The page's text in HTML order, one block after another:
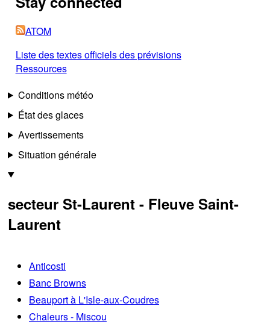
ATOM
Liste des textes officiels des prévisions
Ressources
Conditions météo
État des glaces
Avertissements
Situation générale
secteur St-Laurent - Fleuve Saint-
Laurent
Anticosti
Banc Browns
Beauport à L'Isle-aux-Coudres
Chaleurs - Miscou